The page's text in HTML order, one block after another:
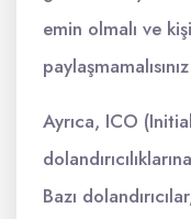
emin olmalı ve
Ayrıca, ICO
Bazı